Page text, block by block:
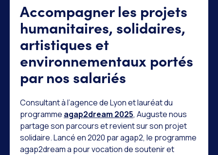
Accompagner les projets
humanitaires, solidaires,
artistiques et
environnementaux portés
par nos salariés
Consultant à l’agence de Lyon et lauréat du
programme agap2dream 2025, Auguste nous
partage son parcours et revient sur son projet
solidaire. Lancé en 2020 par agap2, le programme
agap2dream a pour vocation de soutenir et